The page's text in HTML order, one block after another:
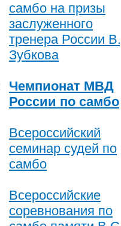
самбо на призы
заслуженного
тренера России
Зубкова
Чемпионат МВД
России по самбо
Всероссийский
семинар судей по
самбо
Всероссийские
соревнования по